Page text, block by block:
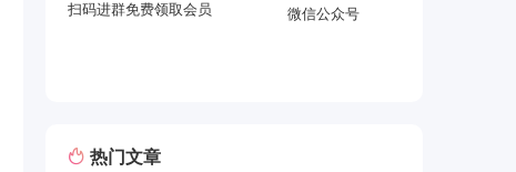
扫码进群免费领取会员 微信公众号
热门文章